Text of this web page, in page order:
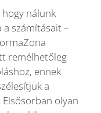
nálunk
számításait –
remélhetőleg
ennek
a
Elsősorban olyan